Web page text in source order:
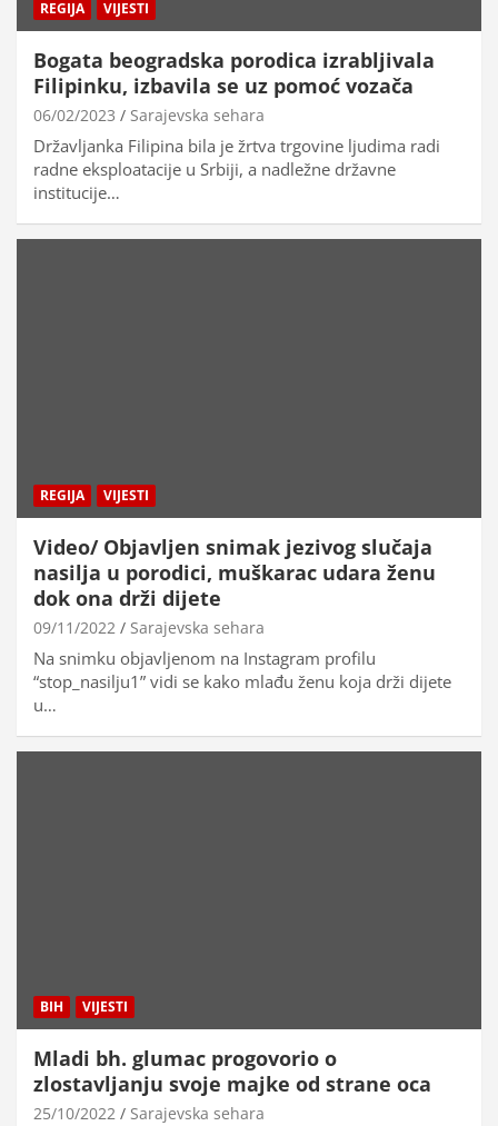
REGIJA VIJESTI
Bogata beogradska porodica izrabljivala
Filipinku, izbavila se uz pomoć vozača
06/02/2023 Sarajevska sehara
Državljanka Filipina bila je žrtva trgovine ljudima radi
radne eksploatacije u Srbiji, a nadležne državne
institucije…
REGIJA VIJESTI
Video/ Objavljen snimak jezivog slučaja
nasilja u porodici, muškarac udara ženu
dok ona drži dijete
09/11/2022 Sarajevska sehara
Na snimku objavljenom na Instagram profilu
“stop_nasilju1” vidi se kako mlađu ženu koja drži dijete
u…
BIH VIJESTI
Mladi bh. glumac progovorio o
zlostavljanju svoje majke od strane oca
25/10/2022 Sarajevska sehara